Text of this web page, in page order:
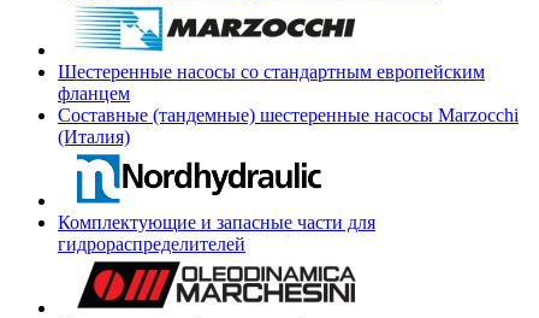
Шестеренные насосы со стандартным европейским
фланцем
Составные (тандемные) шестеренные насосы Marzocchi
(Италия)
Комплектующие и запасные части для
гидрораспределителей